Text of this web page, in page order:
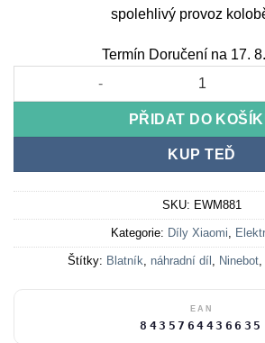
spolehlivý provoz
Termín Doručení na 17.
Front Fender Ninebot Zt3 Pro množství
PŘIDAT DO
KUP TEĎ
SKU: EWM881
Kategorie: Díly Xiaomi,
Štítky: Blatník, náhradní díl , Ninebot,
EAN
8435764436635